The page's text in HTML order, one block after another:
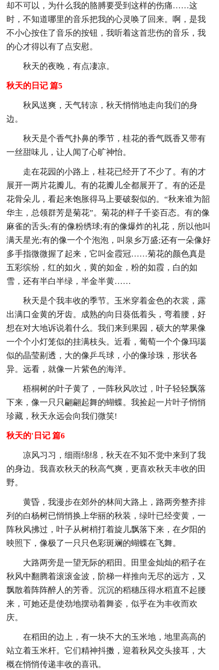
却不可以，为什么我的胳膊要受到这样的伤痛……这
时，不知道哪里的音乐把我的心灵唤了回来。啊，是我
不小心按住了音乐的按钮，我听着这首悲伤的音乐，我
的心才得以有了点安慰。
秋天的夜晚，有点凄凉。
秋天的日记 篇5
秋风送爽，天气转凉，秋天悄悄地走向我们的身
边。
秋天是个香气扑鼻的季节，桂花的香气既香又带有
一丝甜味儿，让人闻了心旷神怡。
走在花园的小路上，桂花已经开了不少了。有的才
展开一两片花瓣儿。有的花瓣儿全都展开了。有的还是
花骨朵儿，看起来饱胀得马上要破裂似的。“秋来谁为韶
华主，总领群芳是菊花”。菊花的样子千姿百态。有的像
麻雀的舌头;有的像粉绣球;有的像爆炸的礼花，所以他叫
满天星光;有的像一个个泡泡，叫泉乡万盛;还有一朵像好
多手指微微握了起来，它叫金霞冠……菊花的颜色真是
五彩缤纷，红的如火，黄的如金，粉的如霞，白的如
雪，还有半白半绿，半金半黄……
秋天是个我丰收的季节。玉米穿着金色的衣裳，露
出满口金黄的牙齿。成熟的向日葵低着头，弯着腰，好
想在对大地诉说着什么。我们来到果园，硕大的苹果像
一个个小灯笼似的挂满枝头。近看，葡萄一个个像玛瑙
似的晶莹剔透，大的像乒乓球，小的像珍珠，形状各
异。远看，就像一片紫色的海洋。
梧桐树的叶子黄了，一阵秋风吹过，叶子轻轻飘落
下来，像一只只翩翩起舞的蝴蝶。我捡起一片叶子悄悄
珍藏，秋天永远会向我们微笑!
秋天的'日记 篇6
凉风习习，细雨绵绵，秋天在不知不觉中来到了我
的身边。我喜欢秋天的秋高气爽，更喜欢秋天丰收的田
野。
黄昏，我漫步在郊外的林间大路上，路两旁整齐排
列的白杨树已悄悄换上华丽的秋装，绿叶已经变黄，一
阵秋风拂过，叶子从树梢打着旋儿飘落下来，在夕阳的
映照下，像极了一只只色彩斑斓的蝴蝶在飞舞。
大路两旁是一望无际的稻田。田里金灿灿的稻子在
秋风中翻腾着滚滚金波，阶梯一样推向无尽的远方，又
飘散着阵阵醉人的芳香。沉沉的稻穗压得水稻直不起腰
来，可她还是使劲地摆动着舞姿，似乎在为丰收而欢
庆。
在稻田的边上，有一块不大的玉米地，地里高高的
站立着玉米杆。它们精神抖擞，迎着秋风交头接耳，大
概在悄悄传递丰收的喜讯。